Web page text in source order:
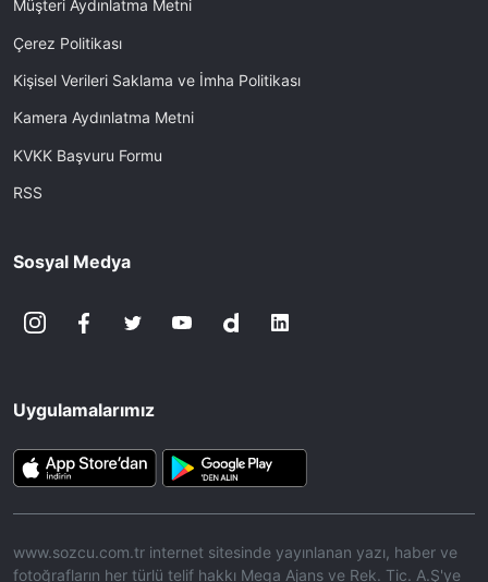
Müşteri Aydınlatma Metni
Çerez Politikası
Kişisel Verileri Saklama ve İmha Politikası
Kamera Aydınlatma Metni
KVKK Başvuru Formu
RSS
Sosyal Medya
Uygulamalarımız
www.sozcu.com.tr internet sitesinde yayınlanan yazı, haber ve
fotoğrafların her türlü telif hakkı Mega Ajans ve Rek. Tic. A.Ş'ye